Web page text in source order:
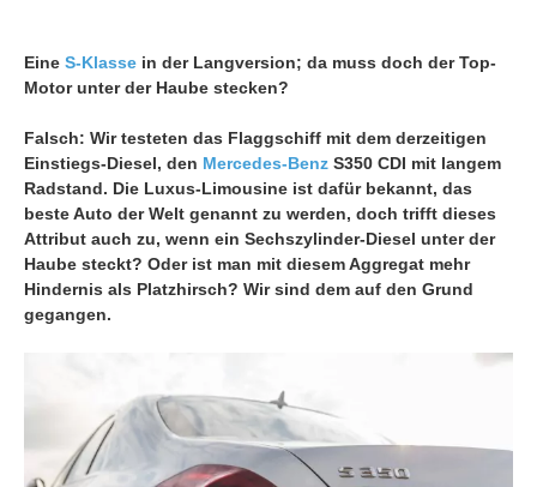
Eine S-Klasse in der Langversion; da muss doch der Top-
Motor unter der Haube stecken?
Falsch: Wir testeten das Flaggschiff mit dem derzeitigen
Einstiegs-Diesel, den Mercedes-Benz S350 CDI mit langem
Radstand. Die Luxus-Limousine ist dafür bekannt, das
beste Auto der Welt genannt zu werden, doch trifft dieses
Attribut auch zu, wenn ein Sechszylinder-Diesel unter der
Haube steckt? Oder ist man mit diesem Aggregat mehr
Hindernis als Platzhirsch? Wir sind dem auf den Grund
gegangen.